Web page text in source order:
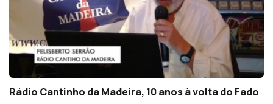
Rádio Cantinho da Madeira, 10 anos à volta do Fado